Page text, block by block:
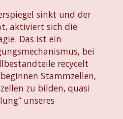
sinkt und der
aktiviert sich die
Das ist ein
bei
recycelt
Stammzellen,
zu bilden, quasi
unseres